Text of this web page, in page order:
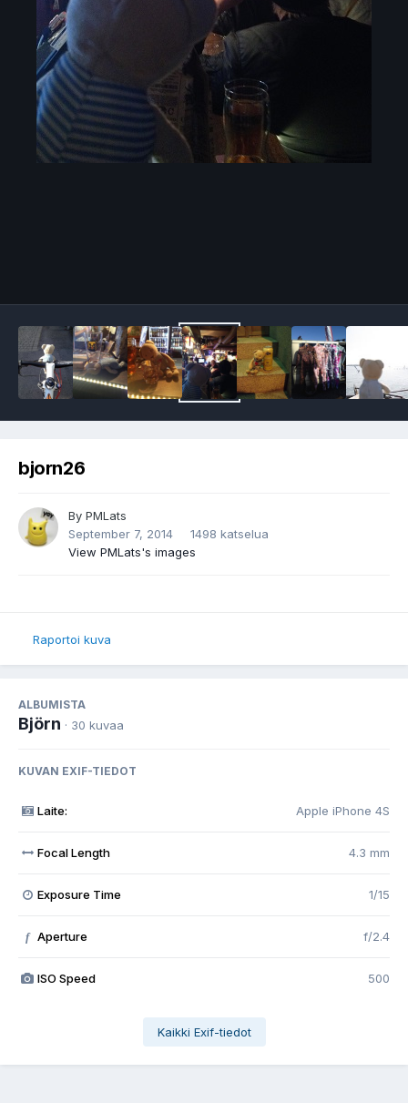
bjorn26
By PMLats
September 7, 2014
1498 katselua
View PMLats's images
Raportoi kuva
ALBUMISTA
Björn · 30 kuvaa
KUVAN EXIF-TIEDOT
Laite: Apple iPhone 4S
Focal Length 4.3 mm
Exposure Time 1/15
f Aperture f/2.4
ISO Speed 500
Kaikki Exif-tiedot